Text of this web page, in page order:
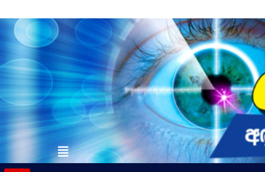
to
contentvinivida.lk